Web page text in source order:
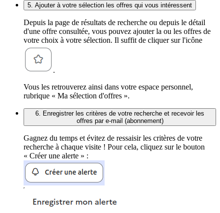
5. Ajouter à votre sélection les offres qui vous intéressent
Depuis la page de résultats de recherche ou depuis le détail
d'une offre consultée, vous pouvez ajouter la ou les offres de
votre choix à votre sélection. Il suffit de cliquer sur l'icône
.
Vous les retrouverez ainsi dans votre espace personnel,
rubrique « Ma sélection d'offres ».
6. Enregistrer les critères de votre recherche et recevoir les
offres par e-mail (abonnement)
Gagnez du temps et évitez de ressaisir les critères de votre
recherche à chaque visite ! Pour cela, cliquez sur le bouton
« Créer une alerte » :